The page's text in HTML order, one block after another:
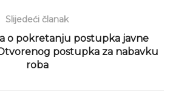
Slijedeći članak
o pokretanju postupka javne
postupka za nabavku
roba